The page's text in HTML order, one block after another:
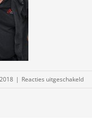
| Reacties uitgeschakeldvoor